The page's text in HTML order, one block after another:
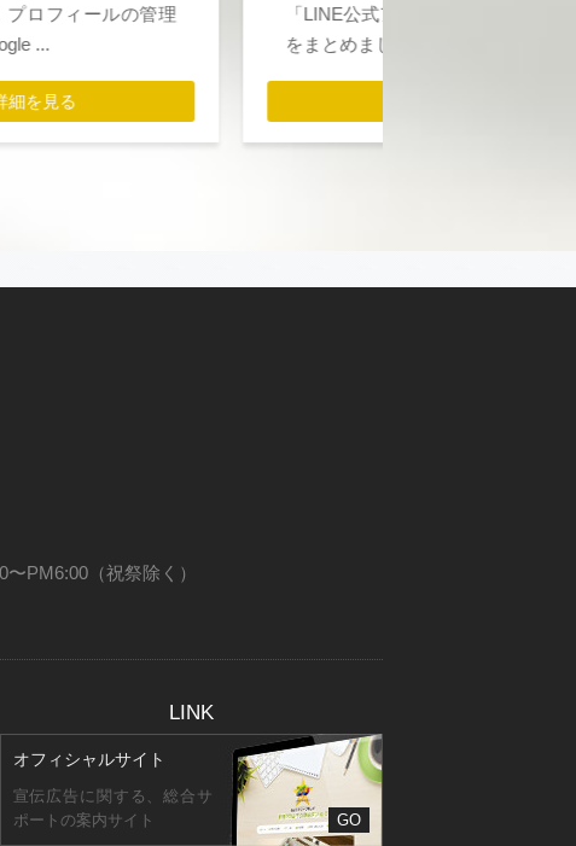
「LINE公式アカウント」の開設の流れ
をまとめました。
詳細を見る
PM6:00（祝祭除く）
LINK
オフィシャルサイト
宣伝広告に関する、総合サ
ポートの案内サイト
GO